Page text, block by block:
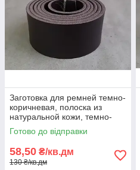
Заготовка для ремней темно-
коричневая, полоска из
натуральной кожи, темно-
коричнева реміна полоса зі
шкіри
Готово до відправки
58,50 ₴/кв.дм
130 ₴/кв.дм